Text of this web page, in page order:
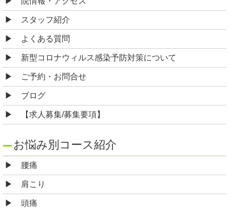
スタッフ紹介
よくある質問
新型コロナウィルス感染予防対策について
ご予約・お問合せ
ブログ
【求人募集/募集要項】
お悩み別コース紹介
腰痛
肩こり
頭痛